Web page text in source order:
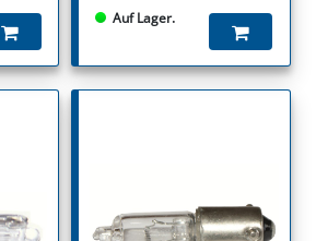
Auf Lager.